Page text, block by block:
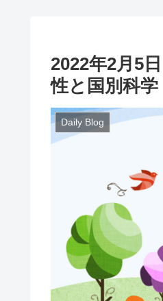
2022年2月5
性と国別科学
Daily Blog